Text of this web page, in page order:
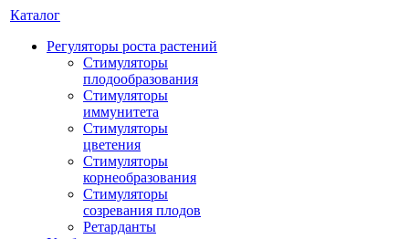
Каталог
Регуляторы роста растений
Стимуляторы
плодообразования
Стимуляторы
иммунитета
Стимуляторы
цветения
Стимуляторы
корнеобразования
Стимуляторы
созревания плодов
Ретарданты